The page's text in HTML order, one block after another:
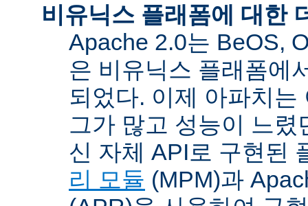
비유닉스 플래폼에 대한
Apache 2.0는 BeOS,
은 비유닉스 플래폼에
되었다. 이제 아파치
그가 많고 성능이 느
신 자체 API로 구현된
리 모듈 (MPM)과